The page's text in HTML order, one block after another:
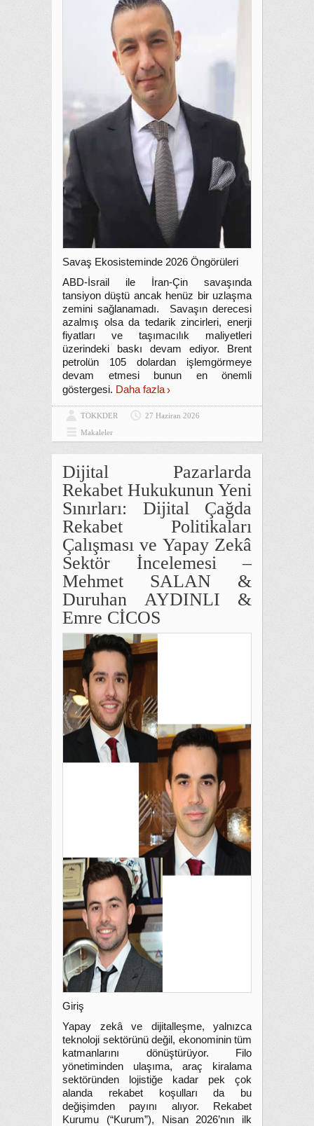
Savaş Ekosisteminde 2026 Öngörüleri
ABD-İsrail ile İran-Çin savaşında
tansiyon düştü ancak henüz bir uzlaşma
zemini sağlanamadı. Savaşın derecesi
azalmış olsa da tedarik zincirleri, enerji
fiyatları ve taşımacılık maliyetleri
üzerindeki baskı devam ediyor. Brent
petrolün 105 dolardan işlemgörmeye
devam etmesi bunun en önemli
göstergesi. Daha fazla
TOKKDER
27 Haziran 2026
Makaleler
Dijital Pazarlarda
Rekabet Hukukunun Yeni
Sınırları: Dijital Çağda
Rekabet Politikaları
Çalışması ve Yapay Zekâ
Sektör İncelemesi –
Mehmet SALAN &
Duruhan AYDINLI &
Emre CİCOS
Giriş
Yapay zekâ ve dijitalleşme, yalnızca
teknoloji sektörünü değil, ekonominin tüm
katmanlarını dönüştürüyor. Filo
yönetiminden ulaşıma, araç kiralama
sektöründen lojistiğe kadar pek çok
alanda rekabet koşulları da bu
değişimden payını alıyor. Rekabet
Kurumu (“Kurum”), Nisan 2026’nın ilk